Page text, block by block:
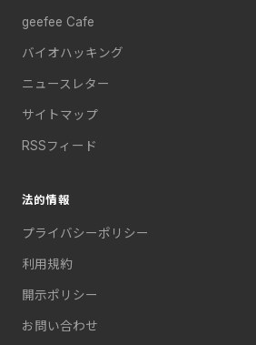
geefee Cafe
バイオハッキング
ニュースレター
サイトマップ
RSSフィード
法的情報
プライバシーポリシー
利用規約
開示ポリシー
お問い合わせ